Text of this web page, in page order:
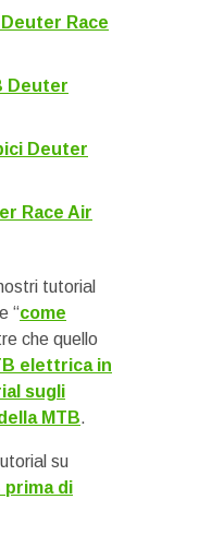
Race
Deuter
Deuter
Race Air
tutorial
“come
che quello
elettrica in
sugli
MTB.
su
prima di